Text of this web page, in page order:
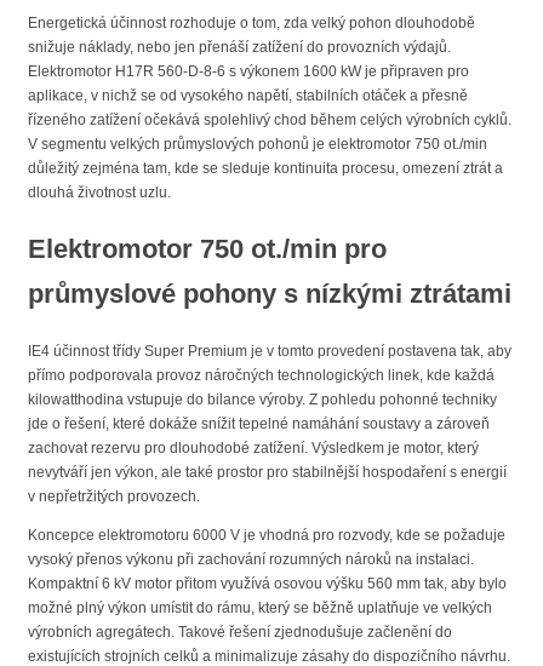
Energetická účinnost rozhoduje o tom, zda velký pohon dlouhodobě
snižuje náklady, nebo jen přenáší zatížení do provozních výdajů.
Elektromotor H17R 560-D-8-6 s výkonem 1600 kW je připraven pro
aplikace, v nichž se od vysokého napětí, stabilních otáček a přesně
řízeného zatížení očekává spolehlivý chod během celých výrobních cyklů.
V segmentu velkých průmyslových pohonů je elektromotor 750 ot./min
důležitý zejména tam, kde se sleduje kontinuita procesu, omezení ztrát a
dlouhá životnost uzlu.
Elektromotor 750 ot./min pro
průmyslové pohony s nízkými ztrátami
IE4 účinnost třídy Super Premium je v tomto provedení postavena tak, aby
přímo podporovala provoz náročných technologických linek, kde každá
kilowatthodina vstupuje do bilance výroby. Z pohledu pohonné techniky
jde o řešení, které dokáže snížit tepelné namáhání soustavy a zároveň
zachovat rezervu pro dlouhodobé zatížení. Výsledkem je motor, který
nevytváří jen výkon, ale také prostor pro stabilnější hospodaření s energií
v nepřetržitých provozech.
Koncepce elektromotoru 6000 V je vhodná pro rozvody, kde se požaduje
vysoký přenos výkonu při zachování rozumných nároků na instalaci.
Kompaktní 6 kV motor přitom využívá osovou výšku 560 mm tak, aby bylo
možné plný výkon umístit do rámu, který se běžně uplatňuje ve velkých
výrobních agregátech. Takové řešení zjednodušuje začlenění do
existujících strojních celků a minimalizuje zásahy do dispozičního návrhu.